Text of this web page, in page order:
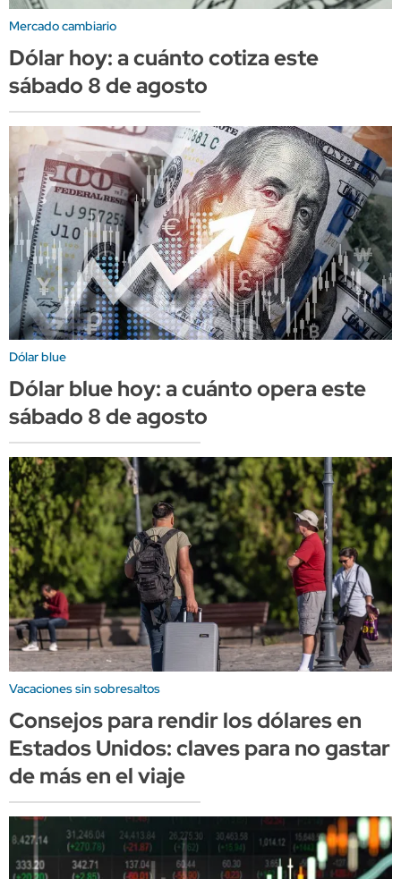
Mercado cambiario
Dólar hoy: a cuánto cotiza este
sábado 8 de agosto
Dólar blue
Dólar blue hoy: a cuánto opera este
sábado 8 de agosto
Vacaciones sin sobresaltos
Consejos para rendir los dólares en
Estados Unidos: claves para no gastar
de más en el viaje